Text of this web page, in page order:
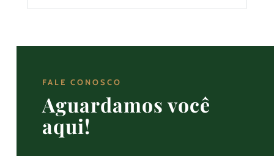
FALE CONOSCO
Aguardamos você
aqui!